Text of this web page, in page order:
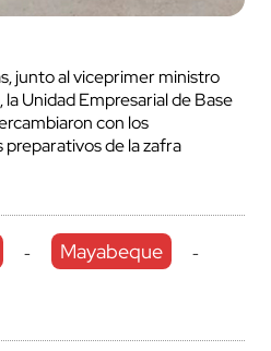
junto al viceprimer ministro
Unidad Empresarial de Base
con los
preparativos de la zafra
- Mayabeque -